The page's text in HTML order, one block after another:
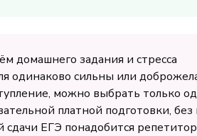
домашнего задания и стресса
одинаково сильны или
можно выбрать только
платной подготовки,
сдачи ЕГЭ понадобится репетитор